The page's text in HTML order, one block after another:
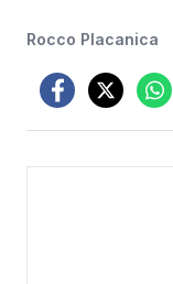
Rocco Placanica